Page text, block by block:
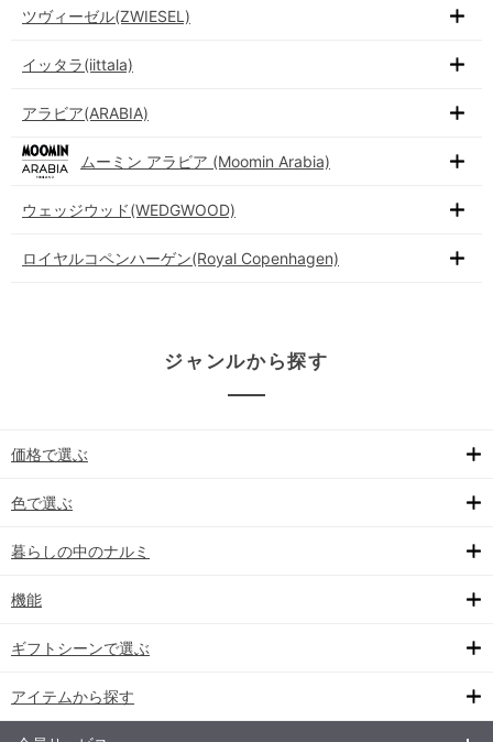
ツヴィーゼル(ZWIESEL)
イッタラ(iittala)
アラビア(ARABIA)
ムーミン アラビア (Moomin Arabia)
ウェッジウッド(WEDGWOOD)
ロイヤルコペンハーゲン(Royal Copenhagen)
ジャンルから探す
価格で選ぶ
色で選ぶ
暮らしの中のナルミ
機能
ギフトシーンで選ぶ
アイテムから探す